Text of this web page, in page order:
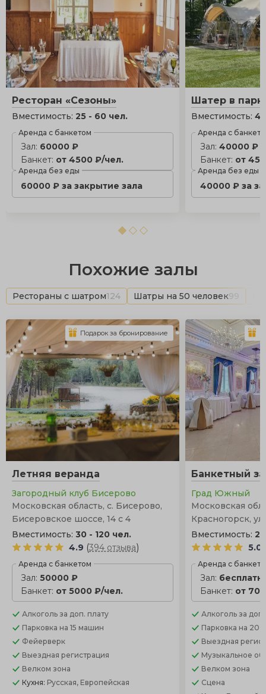
Ресторан «Сезоны»
Вместимость: 25 - 60 чел.
Аренда с банкетом
Зал: 60000 ₽
Банкет: от 4500 ₽/чел.
Аренда без еды
60000 ₽ за закрытие зала
Шатер в
Вместимость:
Аренда с
Зал:40000 ₽
Банкет: от
Аренда без еды
40000 ₽ за
Похожие залы
Рестораны с шатром124 Шатры на 50 человек99
Летняя веранда
Загородный клуб Бисерово
Московская область, с. Бисерово,
Бисеровское шоссе, 14 с 4
Вместимость: 30 - 120 чел.
4.9 (394 отзыва)
Аренда с банкетом
Зал: 50000 ₽
Банкет: от 5000 ₽/чел.
Алкоголь за доп. плату
Парковка на 15 машин
Фейерверк
Выездная регистрация
Велком зона
Кухня: Русская, Европейская
Подарок за бронирование
Банкетный
Град Южный
Московская
Красногорск,
Вместимость:
5.0
Аренда с
Зал:
Банкет: от
Алкоголь за
Парковка на 20
Выездная
Музыкальное
Велком зона
Сцена